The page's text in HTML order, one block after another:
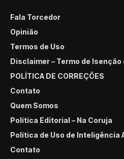
Fala Torcedor
Opinião
Termos de Uso
Disclaimer – Termo de
POLÍTICA DE CORREÇÕES
Contato
Quem Somos
Política Editorial – Na Coruja
Política de Uso de Inteligência
Contato